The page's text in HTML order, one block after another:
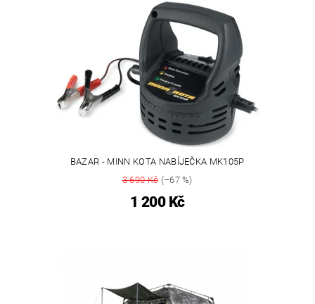
BAZAR - MINN KOTA NABÍJEČKA MK105P
3 690 Kč(–67 %)
1 200 Kč